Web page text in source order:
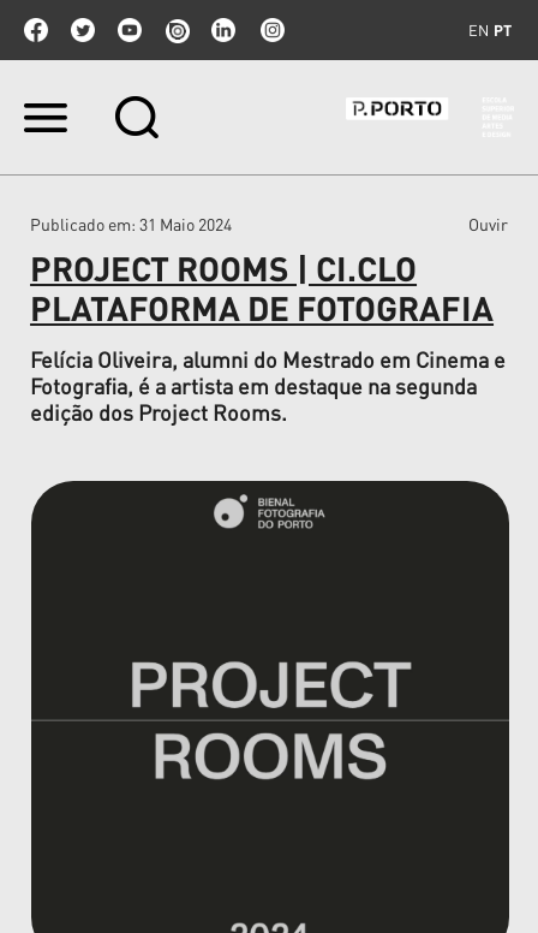
EN PT
Ir
Ir
navegação
Publicado em: 31 Maio 2024 Ouvir
PROJECT ROOMS | CI.CLO
PLATAFORMA DE FOTOGRAFIA
Felícia Oliveira, alumni do Mestrado em Cinema e
Fotografia, é a artista em destaque na segunda
edição dos Project Rooms.